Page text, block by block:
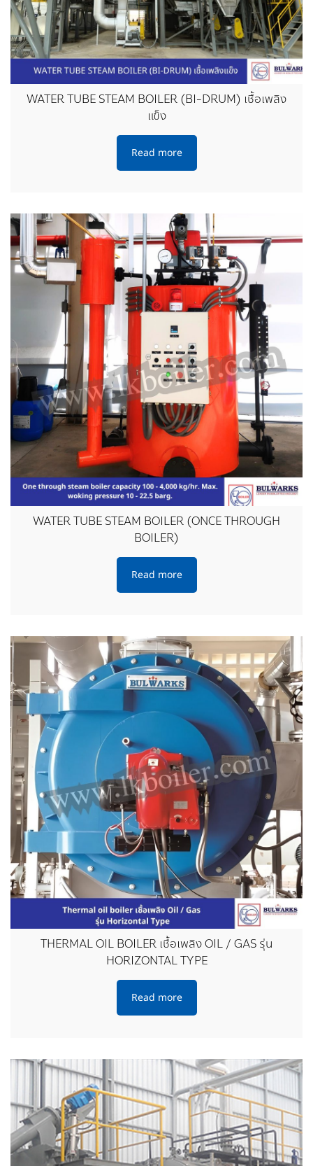
WATER TUBE STEAM BOILER (BI-DRUM) เชื้อเพลิง
แข็ง
Read more
WATER TUBE STEAM BOILER (ONCE THROUGH
BOILER)
Read more
THERMAL OIL BOILER เชื้อเพลิง OIL / GAS รุ่น
HORIZONTAL TYPE
Read more